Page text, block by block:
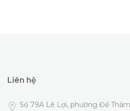
Liên hệ
Số 79A Lê Lợi, phường Đề